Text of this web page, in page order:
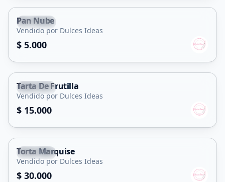
Capital
Pan Nube
Vendido por Dulces Ideas
$ 5.000
Capital
Tarta De Frutilla
Vendido por Dulces Ideas
$ 15.000
Capital
Torta Marquise
Vendido por Dulces Ideas
$ 30.000